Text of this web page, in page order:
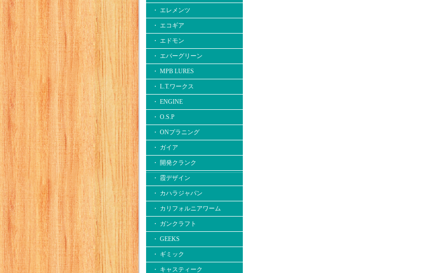
・ エレメンツ
・ エコギア
・ エドモン
・ エバーグリーン
・ MPB LURES
・ L.T.ワークス
・ ENGINE
・ O.S.P
・ ONプラニング
・ ガイア
・ 開発クランク
・ 霞デザイン
・ カハラジャパン
・ カリフォルニアワーム
・ ガンクラフト
・ GEEKS
・ ギミック
・ キャスティーク